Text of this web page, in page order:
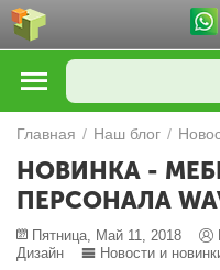
Главная / Наш блог /
НОВИНКА -
ПЕРСОНАЛА
Пятница, Май 11, 2018
Дизайн
Новости и